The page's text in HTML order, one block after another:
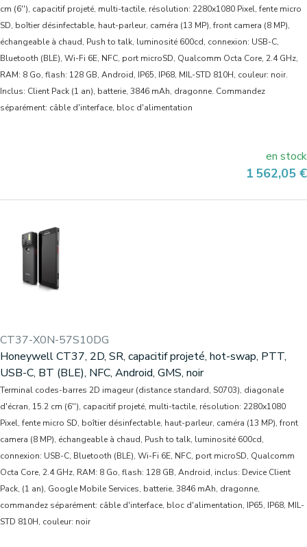
cm (6''), capacitif projeté, multi-tactile, résolution: 2280x1080 Pixel, fente micro
SD, boîtier désinfectable, haut-parleur, caméra (13 MP), front camera (8 MP),
échangeable à chaud, Push to talk, luminosité 600cd, connexion: USB-C,
Bluetooth (BLE), Wi-Fi 6E, NFC, port microSD, Qualcomm Octa Core, 2.4 GHz,
RAM: 8 Go, flash: 128 GB, Android, IP65, IP68, MIL-STD 810H, couleur: noir.
Inclus: Client Pack (1 an), batterie, 3846 mAh, dragonne. Commandez
séparément: câble d'interface, bloc d'alimentation
en stock
Prix
1 562,05 €
CT37-X0N-57S10DG
Honeywell CT37, 2D, SR, capacitif projeté, hot-swap, PTT,
USB-C, BT (BLE), NFC, Android, GMS, noir
Terminal codes-barres 2D imageur (distance standard, S0703), diagonale
d'écran, 15.2 cm (6''), capacitif projeté, multi-tactile, résolution: 2280x1080
Pixel, fente micro SD, boîtier désinfectable, haut-parleur, caméra (13 MP), front
camera (8 MP), échangeable à chaud, Push to talk, luminosité 600cd,
connexion: USB-C, Bluetooth (BLE), Wi-Fi 6E, NFC, port microSD, Qualcomm
Octa Core, 2.4 GHz, RAM: 8 Go, flash: 128 GB, Android, inclus: Device Client
Pack, (1 an), Google Mobile Services, batterie, 3846 mAh, dragonne,
commandez séparément: câble d'interface, bloc d'alimentation, IP65, IP68, MIL-
STD 810H, couleur: noir